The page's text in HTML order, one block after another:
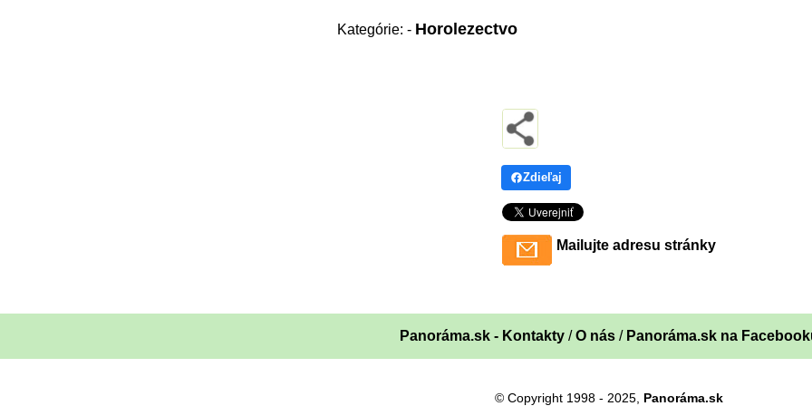
Kategórie: - Horolezectvo
Zdieľaj
Mailujte adresu stránky
Panoráma.sk - Kontakty/O nás/ Panoráma.sk na
© Copyright 1998 - 2025, Panoráma.sk